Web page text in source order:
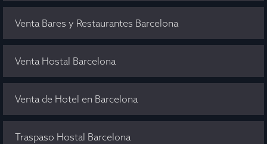
Venta Bares y Restaurantes Barcelona
Venta Hostal Barcelona
Venta de Hotel en Barcelona
Traspaso Hostal Barcelona